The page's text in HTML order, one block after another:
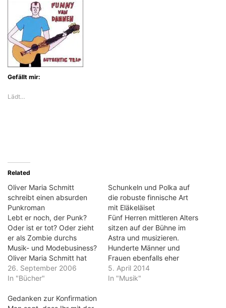
Gefällt mir:
Lädt…
Related
Oliver Maria Schmitt
schreibt einen absurden
Punkroman
Lebt er noch, der Punk?
Oder ist er tot? Oder zieht
er als Zombie durchs
Musik- und Modebusiness?
Oliver Maria Schmitt hat
einen Roman darüber
geschrieben, der
Jahrgang 1966. Die 40
26. September 2006
In "Bücher"
Schunkeln und Polka auf
die robuste finnische Art
mit Eläkeläiset
Fünf Herren mittleren Alters
sitzen auf der Bühne im
Astra und musizieren.
Hunderte Männer und
Frauen ebenfalls eher
mittleren Alters schwingen
im Takt die Arme und
5. April 2014
In "Musik"
Gedanken zur Konfirmation